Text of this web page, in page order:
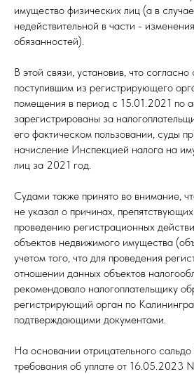
имущество физических лиц (а в
недействительной в части -
обязанностей).
В этой связи, установив, что
поступившим из регистрирующего
помещения в период с 15.01.2021 по
зарегистрированы за
его фактическом пользовании, суды
начисление Инспекцией налога на
лиц за 2021 год.
Судами также принято во внимание,
не указал о причинах,
проведению регистрационных
объектов недвижимого имущества
учетом того, что для проведения
отношении данных объектов
рекомендовало налогоплательщику
регистрирующий орган по
подтверждающими документами.
На основании отрицательного
требования об уплате от 16.05.2023